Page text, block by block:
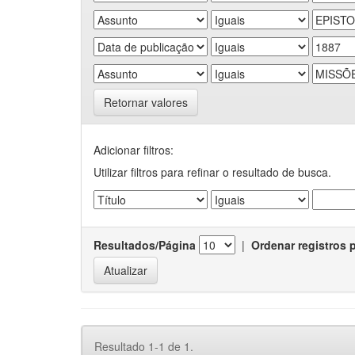
Retornar valores
Adicionar filtros:
Utilizar filtros para refinar o resultado de busca.
Resultados/Página | Ordenar registros
Resultado 1-1 de 1.